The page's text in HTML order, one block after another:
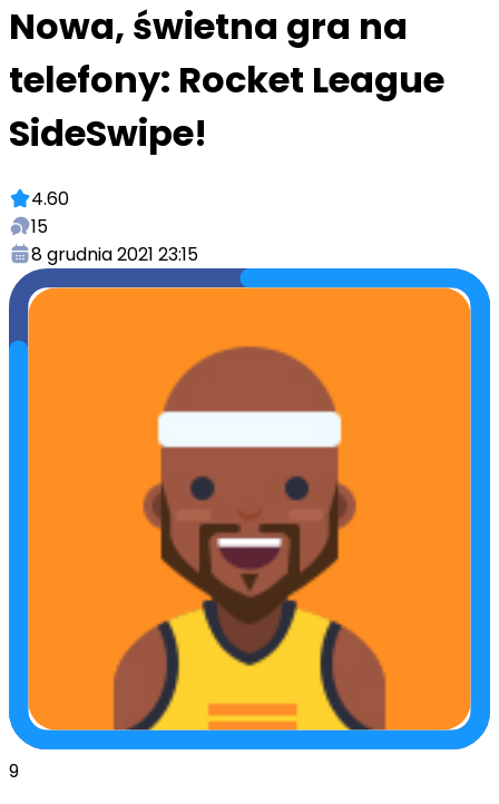
Nowa, świetna gra na
telefony: Rocket League
SideSwipe!
4.60
15
8 grudnia 2021 23:15
9